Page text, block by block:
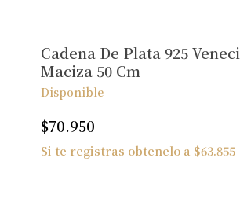
Cadena De Plata 925
Maciza 50 Cm
Disponible
$70.950
Si te registras obtenelo a $63.855